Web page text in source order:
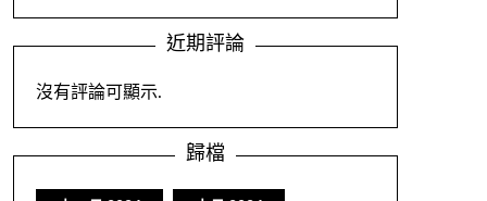
近期評論
沒有評論可顯示.
歸檔